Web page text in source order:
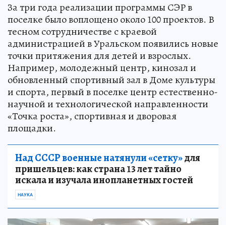
За три года реализации программы СЭР в
поселке было воплощено около 100 проектов. В
тесном сотрудничестве с краевой
администрацией в Уральском появились новые
точки притяжения для детей и взрослых.
Например, молодежный центр, кинозал и
обновленный спортивный зал в Доме культуры
и спорта, первый в поселке центр естественно-
научной и технологической направленности
«Точка роста», спортивная и дворовая
площадки.
Над СССР военные натянули «сетку»для
пришельцев: как страна 13 лет тайно
искала и изучала инопланетных гостей
НАУКА